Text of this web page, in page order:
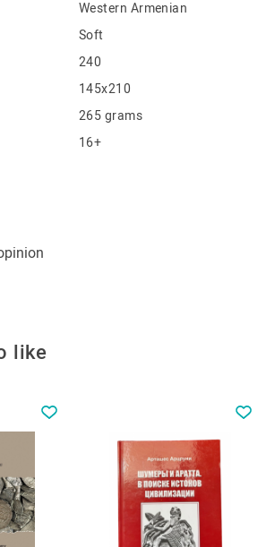
Western Armenian
Soft
240
145x210
265 grams
16+
like